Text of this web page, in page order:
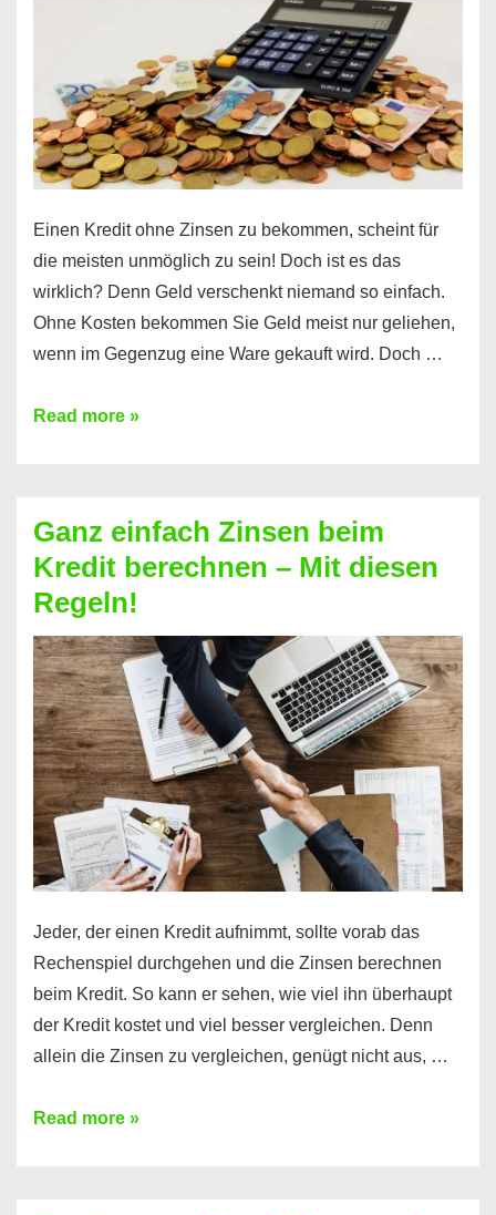
erfahren
Sie
es
Einen Kredit ohne Zinsen zu bekommen, scheint für
die meisten unmöglich zu sein! Doch ist es das
wirklich? Denn Geld verschenkt niemand so einfach.
Ohne Kosten bekommen Sie Geld meist nur geliehen,
wenn im Gegenzug eine Ware gekauft wird. Doch …
Einen
bekommen?
So
ist
es
möglich!
Read more »
Ganz einfach Zinsen beim
Kredit berechnen – Mit diesen
Regeln!
Jeder, der einen Kredit aufnimmt, sollte vorab das
Rechenspiel durchgehen und die Zinsen berechnen
beim Kredit. So kann er sehen, wie viel ihn überhaupt
der Kredit kostet und viel besser vergleichen. Denn
allein die Zinsen zu vergleichen, genügt nicht aus, …
Ganz
Read more »